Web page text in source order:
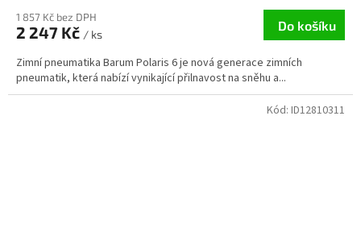
1 857 Kč bez DPH
2 247 Kč / ks
Do košíku
Zimní pneumatika Barum Polaris 6 je nová generace zimních
pneumatik, která nabízí vynikající přilnavost na sněhu a...
Kód: ID12810311